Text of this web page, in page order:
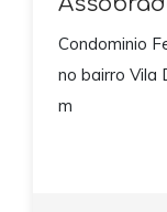
Condominio
no bairro Vila
m